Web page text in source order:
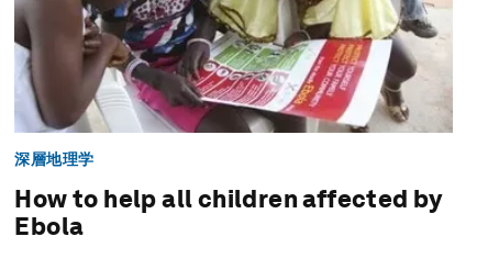
深層地理学
How to help all children affected by
Ebola